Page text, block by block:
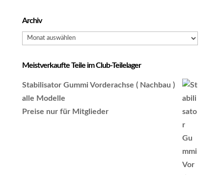
Archiv
Archiv
Meistverkaufte Teile im Club-Teilelager
Stabilisator Gummi Vorderachse ( Nachbau )
alle Modelle
Preise nur für Mitglieder